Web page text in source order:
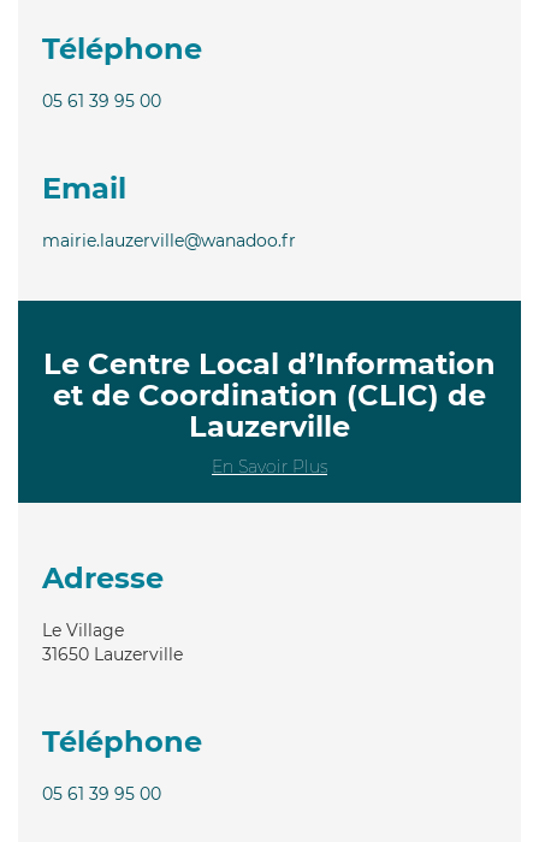
Téléphone
05 61 39 95 00
Email
mairie.lauzerville@wanadoo.fr
Le Centre Local d’Information
et de Coordination (CLIC) de
Lauzerville
En Savoir Plus
Adresse
Le Village
31650 Lauzerville
Téléphone
05 61 39 95 00